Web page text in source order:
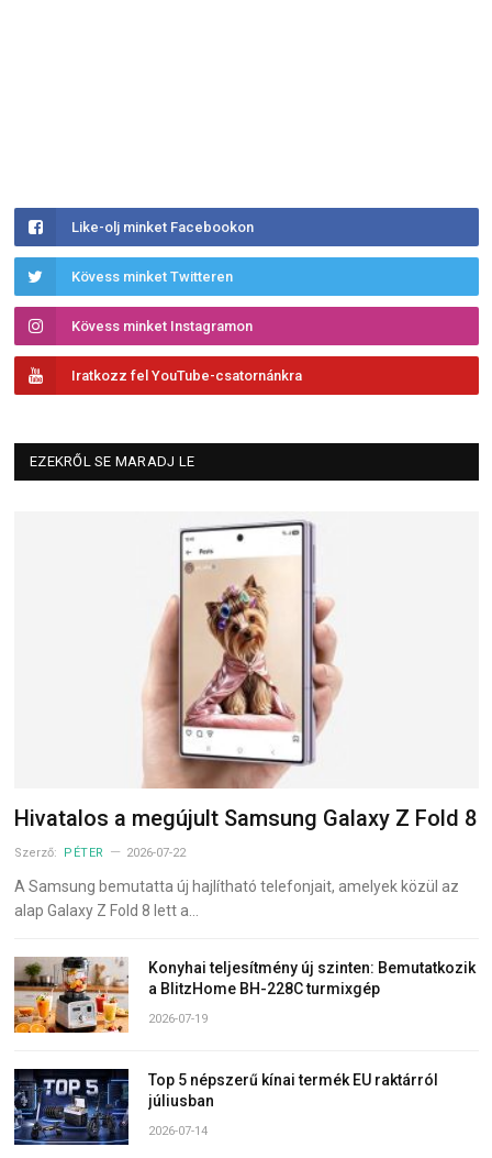
Like-olj minket Facebookon
Kövess minket Twitteren
Kövess minket Instagramon
Iratkozz fel YouTube-csatornánkra
EZEKRŐL SE MARADJ LE
Hivatalos a megújult Samsung Galaxy Z Fold 8
Szerző: PÉTER 2026-07-22
A Samsung bemutatta új hajlítható telefonjait, amelyek közül az
alap Galaxy Z Fold 8 lett a…
Konyhai teljesítmény új szinten: Bemutatkozik
a BlitzHome BH-228C turmixgép
2026-07-19
Top 5 népszerű kínai termék EU raktárról
júliusban
2026-07-14